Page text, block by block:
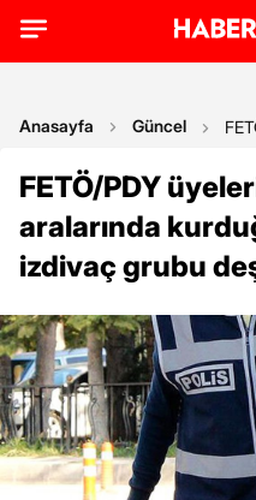
Anasayfa Güncel
FETÖ/PDY
aralarında
izdivaç grubu